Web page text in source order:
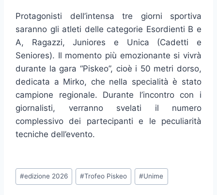
Protagonisti dell’intensa tre giorni sportiva
saranno gli atleti delle categorie Esordienti B e
A, Ragazzi, Juniores e Unica (Cadetti e
Seniores). Il momento più emozionante si vivrà
durante la gara “Piskeo”, cioè i 50 metri dorso,
dedicata a Mirko, che nella specialità è stato
campione regionale. Durante l’incontro con i
giornalisti, verranno svelati il numero
complessivo dei partecipanti e le peculiarità
tecniche dell’evento.
Tag
articolo:
#edizione 2026 #Trofeo Piskeo #Unime